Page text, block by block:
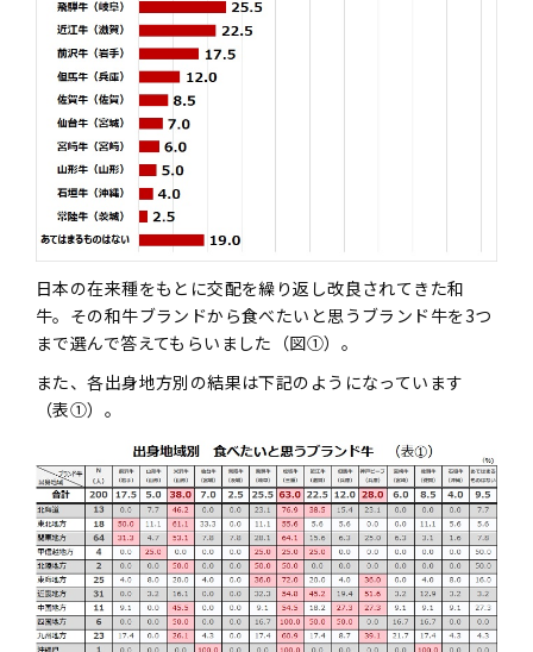
日本の在来種をもとに交配を繰り返し改良されてきた和
牛。その和牛ブランドから食べたいと思うブランド牛を3つ
まで選んで答えてもらいました（図①）。
また、各出身地方別の結果は下記のようになっています
（表①）。